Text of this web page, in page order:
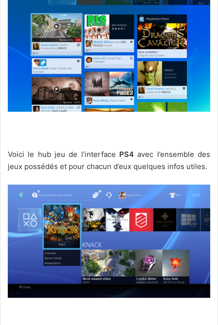
Voici le hub jeu de l’interface PS4 avec l’ensemble des
jeux possédés et pour chacun d’eux quelques infos utiles.